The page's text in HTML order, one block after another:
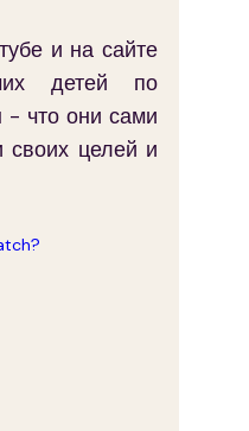
и на сайте
детей по
что они сами
целей и